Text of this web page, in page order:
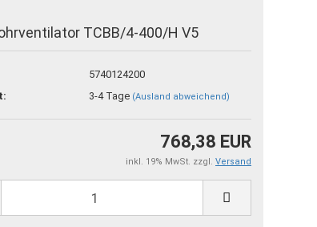
TCBB/4-400/H V5
5740124200
3-4 Tage (Ausland abweichend)
768,38 EUR
inkl. 19% MwSt. zzgl. Versand